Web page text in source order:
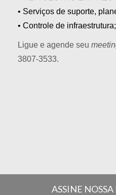
• Serviços de suporte,
• Controle de infraestrutura;
Ligue e agende seu
3807-3533.
ASSINE